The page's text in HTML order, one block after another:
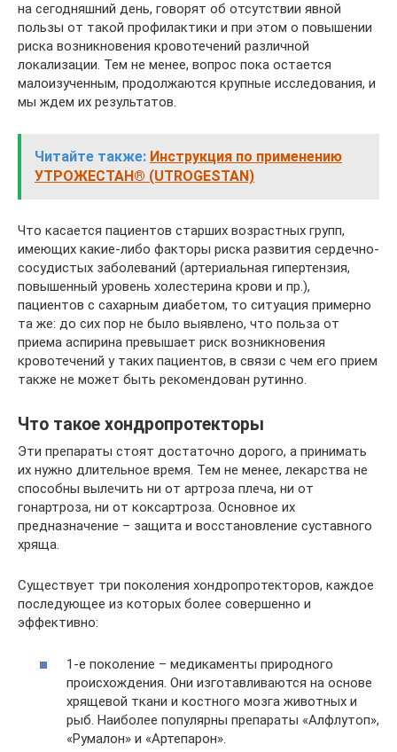
на сегодняшний день, говорят об отсутствии явной
пользы от такой профилактики и при этом о повышении
риска возникновения кровотечений различной
локализации. Тем не менее, вопрос пока остается
малоизученным, продолжаются крупные исследования, и
мы ждем их результатов.
Читайте также: Инструкция по применению
УТРОЖЕСТАН® (UTROGESTAN)
Что касается пациентов старших возрастных групп,
имеющих какие-либо факторы риска развития сердечно-
сосудистых заболеваний (артериальная гипертензия,
повышенный уровень холестерина крови и пр.),
пациентов с сахарным диабетом, то ситуация примерно
та же: до сих пор не было выявлено, что польза от
приема аспирина превышает риск возникновения
кровотечений у таких пациентов, в связи с чем его прием
также не может быть рекомендован рутинно.
Что такое хондропротекторы
Эти препараты стоят достаточно дорого, а принимать
их нужно длительное время. Тем не менее, лекарства не
способны вылечить ни от артроза плеча, ни от
гонартроза, ни от коксартроза. Основное их
предназначение – защита и восстановление суставного
хряща.
Существует три поколения хондропротекторов, каждое
последующее из которых более совершенно и
эффективно:
1-е поколение – медикаменты природного
происхождения. Они изготавливаются на основе
хрящевой ткани и костного мозга животных и
рыб. Наиболее популярны препараты «Алфлутоп»,
«Румалон» и «Артепарон».